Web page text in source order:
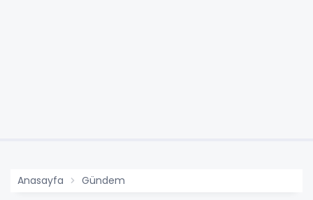
Anasayfa Gündem